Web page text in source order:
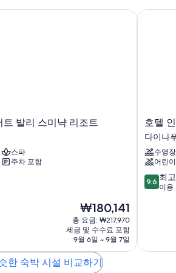
야외 수영장
도 무료 WiFi, 금고 같은 편의 시설 및 서비스
설 및 서비스를 이용하실 수 있습니다.
용 가능
식사 공간 및 간이 주방
발리 스미냑 리조트
스파
주차 포함
현
재
요
금
₩180,141
₩180,141
총 요금: ₩217,970
세금 및 수수료 포함
9월 6일 ~ 9월 7일
발리 스미냑 리조트
호
텔
인
디
고
발
리
바
호텔
다이나
수영장
어린
10
점
최
9.6 최
이용
호텔 인
한 숙박 시설 비교하기